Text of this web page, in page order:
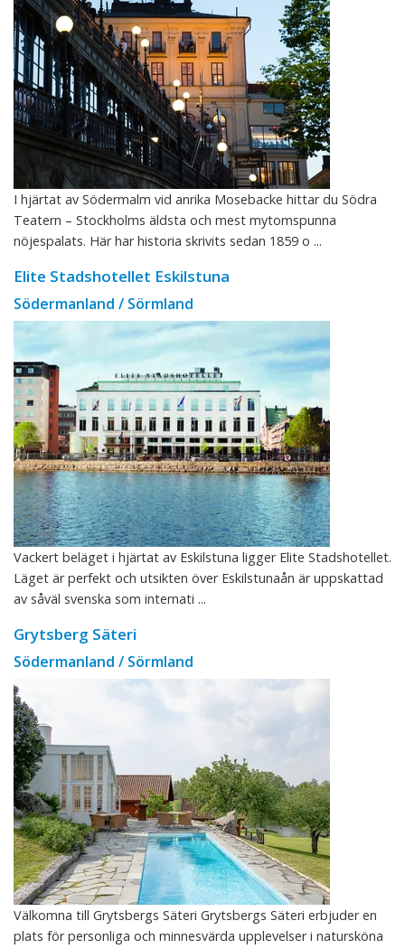
I hjärtat av Södermalm vid anrika Mosebacke hittar du Södra
Teatern – Stockholms äldsta och mest mytomspunna
nöjespalats. Här har historia skrivits sedan 1859 o ...
Elite Stadshotellet Eskilstuna
Södermanland / Sörmland
Vackert beläget i hjärtat av Eskilstuna ligger Elite Stadshotellet.
Läget är perfekt och utsikten över Eskilstunaån är uppskattad
av såväl svenska som internati ...
Grytsberg Säteri
Södermanland / Sörmland
Välkomna till Grytsbergs Säteri Grytsbergs Säteri erbjuder en
plats för personliga och minnesvärda upplevelser i natursköna